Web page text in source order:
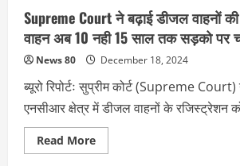
लगाम,बीएस-6
वाहनों
को
मिलेगा
पेट्रोल-
डीजल,
हो
रही
जब्ती…
Supreme Court ने बढ़ाई डीजल वाहनों
वाहन अब 10 नही 15 साल तक सड़को पर
News 80 December 18, 2024
ब्यूरो रिपोर्टः सुप्रीम कोर्ट (Supreme
एनसीआर क्षेत्र में डीजल वाहनों के रजिस्ट्रेशन
Read MoreRead
more